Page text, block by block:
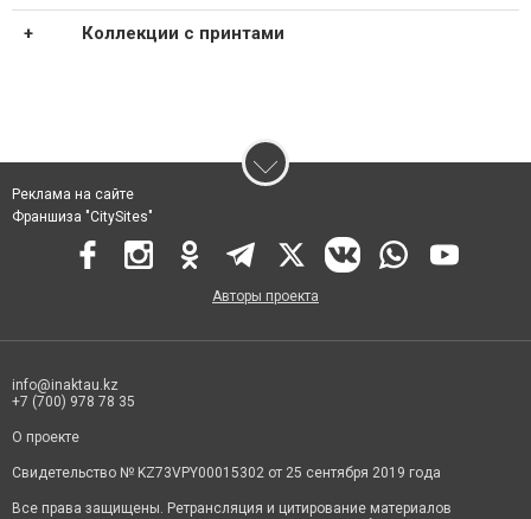
Коллекции с принтами
Реклама на сайте
Франшиза "CitySites"
Авторы проекта
info@inaktau.kz
+7 (700) 978 78 35
О проекте
Свидетельство № KZ73VPY00015302 от 25 сентября 2019 года
Все права защищены. Ретрансляция и цитирование материалов